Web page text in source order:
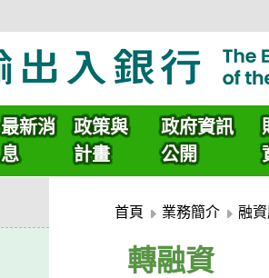
最新消
息
政策與
計畫
政府資訊
公開
首頁 業務簡介 融
轉融資